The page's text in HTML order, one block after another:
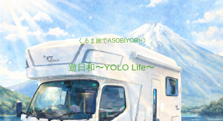
くるま旅でASOBIYORI💨
遊日和〜YOLO Life〜